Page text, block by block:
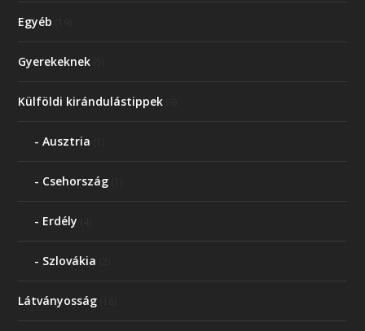
Egyéb
Gyerekeknek
Külföldi kirándulástippek
Ausztria
Csehország
Erdély
Szlovákia
Látványosság